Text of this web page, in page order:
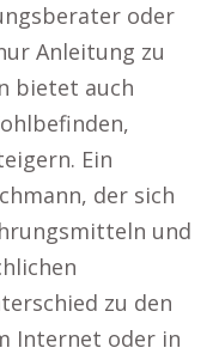
oder
Anleitung zu
bietet auch
Ein
der sich
und
zu den
Internet oder in